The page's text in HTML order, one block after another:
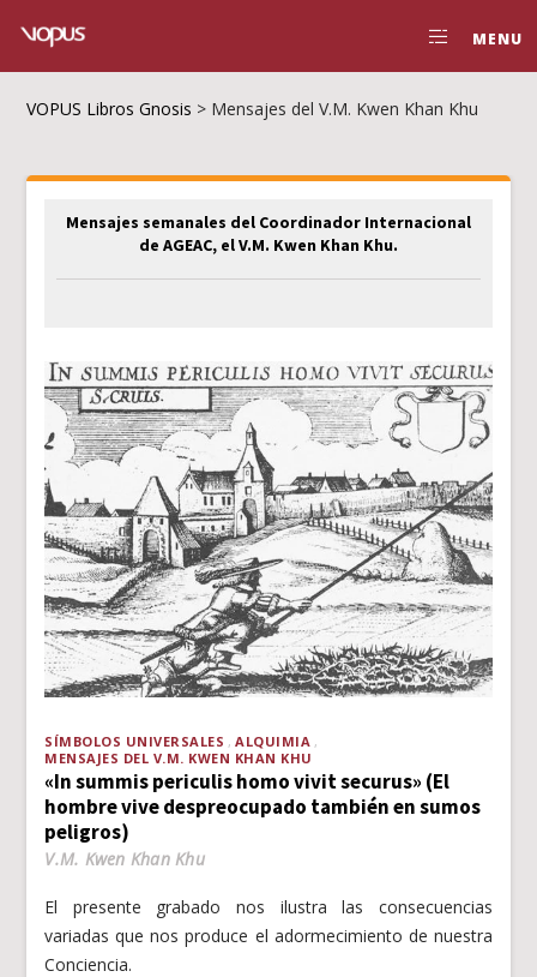
MENU
VOPUS Libros Gnosis > Mensajes del V.M. Kwen Khan Khu
Mensajes semanales del Coordinador Internacional
de AGEAC, el V.M. Kwen Khan Khu.
SÍMBOLOS UNIVERSALES
ALQUIMIA
MENSAJES DEL V.M. KWEN KHAN KHU
«In summis periculis homo vivit securus» (El
hombre vive despreocupado también en sumos
peligros)
V.M. Kwen Khan Khu
El presente grabado nos ilustra las consecuencias
variadas que nos produce el adormecimiento de nuestra
Conciencia.